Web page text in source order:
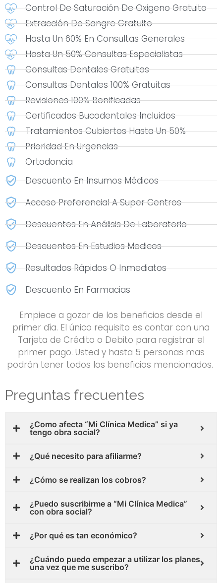
Control De Saturación De Oxigeno Gratuito
Extracción De Sangre Gratuito
Hasta Un 60% En Consultas Generales
Hasta Un 50% Consultas Especialistas
Consultas Dentales Gratuitas
Consultas Dentales 100% Gratuitas
Revisiones 100% Bonificadas
Certificados Bucodentales Incluidos
Tratamientos Cubiertos Hasta Un 50%
Prioridad En Urgencias
Ortodoncia
Descuento En Insumos Médicos
Acceso Preferencial A Super Centros
Descuentos En Análisis De Laboratorio
Descuentos En Estudios Medicos
Resultados Rápidos O Inmediatos
Descuento En Farmacias
Empiece a gozar de los beneficios desde el
primer día. El único requisito es contar con una
Tarjeta de Crédito o Debito para registrar el
primer pago. Usted y hasta 5 personas mas
podrán tener todos los beneficios mencionados.
Preguntas frecuentes
¿Como afecta “Mi Clínica Medica” si ya
tengo obra social?
¿Qué necesito para afiliarme?
¿Cómo se realizan los cobros?
¿Puedo suscribirme a “Mi Clínica Medica”
con obra social?
¿Por qué es tan económico?
¿Cuándo puedo empezar a utilizar los planes
una vez que me suscribo?